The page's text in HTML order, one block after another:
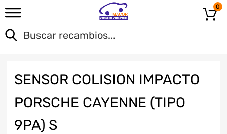
0
SENSOR COLISION IMPACTO
PORSCHE CAYENNE (TIPO
9PA) S